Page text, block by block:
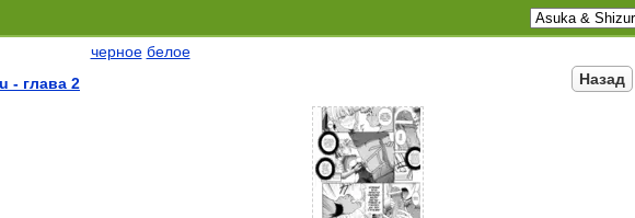
черное белое
- глава 2 Назад